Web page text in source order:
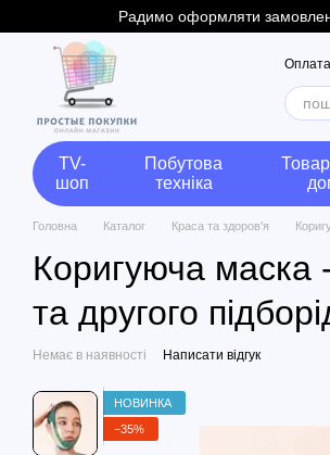
Перейти до основного контенту
Радимо оформляти
TV-
шоп
Побутова
техніка
Головна Каталог Краса та здоров'я
Коригуюча маска
та другого
Немає в наявності Написати відгук
НОВИНКА
−35%